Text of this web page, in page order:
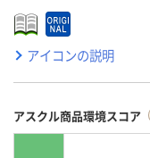
アイコンの説明
アスクル商品環境スコア